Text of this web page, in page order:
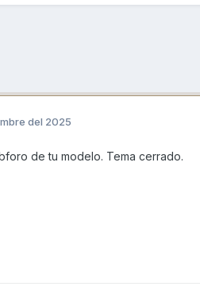
del 2025
de tu modelo. Tema cerrado.